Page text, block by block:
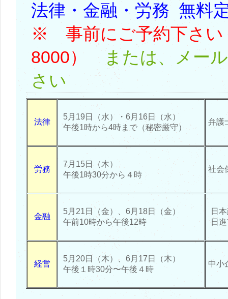
法律・金融・労務 無
※ 事前にご予約下さい
8000）
または、メー
さい
法律
5月19日（水）・6月16日（水）
午後1時から4時まで（秘密厳守）
弁護
労務
7月15日（木）
午後1時30分から４時
社会
金融
5月21日（金）、6月18日（金）
午前10時から午後12時
日
日
経営
5月20日（木）、6月17日（木）
午後１時30分〜午後４時
中小